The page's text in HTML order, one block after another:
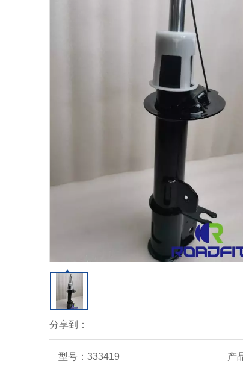
分享到：
型号： 333419 产